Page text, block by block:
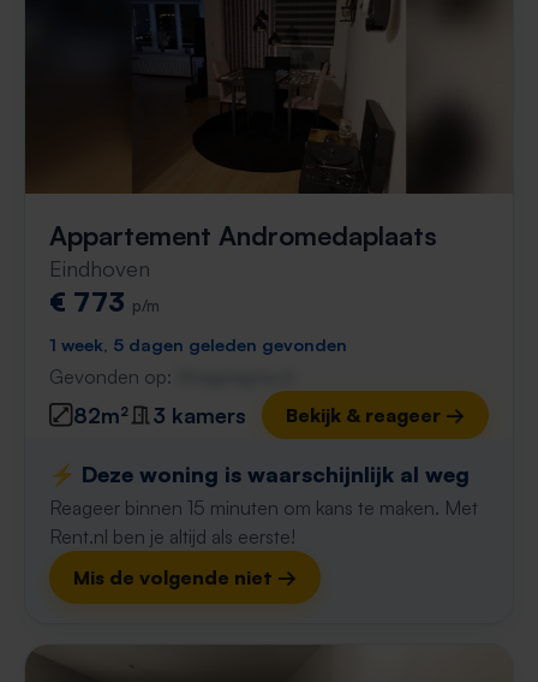
Appartement Andromedaplaats
Eindhoven
€ 773 p/m
1 week, 5 dagen geleden gevonden
Gevonden op:
82m² 3 kamers Bekijk & reageer →
⚡️ Deze woning is waarschijnlijk al weg
Reageer binnen 15 minuten om kans te maken. Met
Rent.nl ben je altijd als eerste!
Mis de volgende niet →